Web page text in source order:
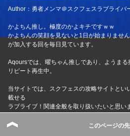
Author：勇者メンマ＠スクフェスラブライバ
かよちん推し。極度のかよキチですｗｗ
かよちんの笑顔を見ないと1日が始まりませ
が加入する回を毎日見ています。
Aqoursでは、曜ちゃん推しであり、ようま
リピート再生中。
当サイトでは、スクフェスの攻略サイトとい
載せる
ラブライブ！関連全般を取り扱いたいと思い
イベントの度にLP漏れを防ぐべく暇さえあれ
このページの